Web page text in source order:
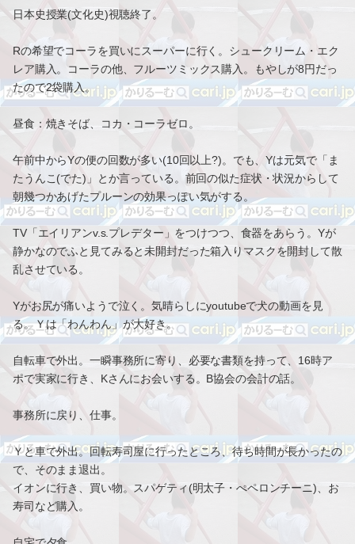
日本史授業(文化史)視聴終了。
Rの希望でコーラを買いにスーパーに行く。シュークリーム・エク
レア購入。コーラの他、フルーツミックス購入。もやしが8円だっ
たので2袋購入。
昼食：焼きそば、コカ・コーラゼロ。
午前中からYの便の回数が多い(10回以上?)。でも、Yは元気で「ま
たうんこ(でた)」とか言っている。前回の似た症状・状況からして
朝幾つかあげたプルーンの効果っぽい気がする。
TV「エイリアンv.s.プレデター」をつけつつ、食器をあらう。Yが
静かなのでふと見てみると未開封だった箱入りマスクを開封して散
乱させている。
Yがお尻が痛いようで泣く。気晴らしにyoutubeで犬の動画を見
る。Ｙは「わんわん」が大好き。
自転車で外出。一瞬事務所に寄り、必要な書類を持って、16時ア
ポで実家に行き、Kさんにお会いする。B協会の会計の話。
事務所に戻り、仕事。
Ｙと車で外出。回転寿司屋に行ったところ、待ち時間が長かったの
で、そのまま退出。
イオンに行き、買い物。スパゲティ(明太子・ぺペロンチーニ)、お
寿司など購入。